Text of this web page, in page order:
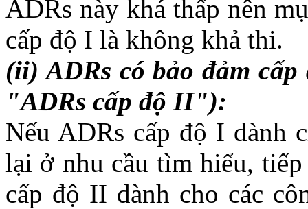
ADRs này khá thấp nên
cấp độ I là không khả thi.
(ii) ADRs có bảo đảm
"ADRs cấp độ II"):
Nếu ADRs cấp độ I dành
lại ở nhu cầu tìm hiểu,
cấp độ II dành cho các